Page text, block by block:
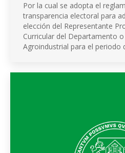
Por la cual se adopta el
transparencia electoral para
elección del Representante
Curricular del Departamento
Agroindustrial para el periodo